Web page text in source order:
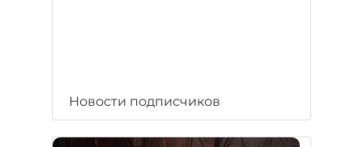
Новости подписчиков